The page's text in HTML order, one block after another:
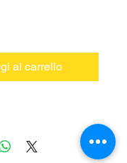
al carrello